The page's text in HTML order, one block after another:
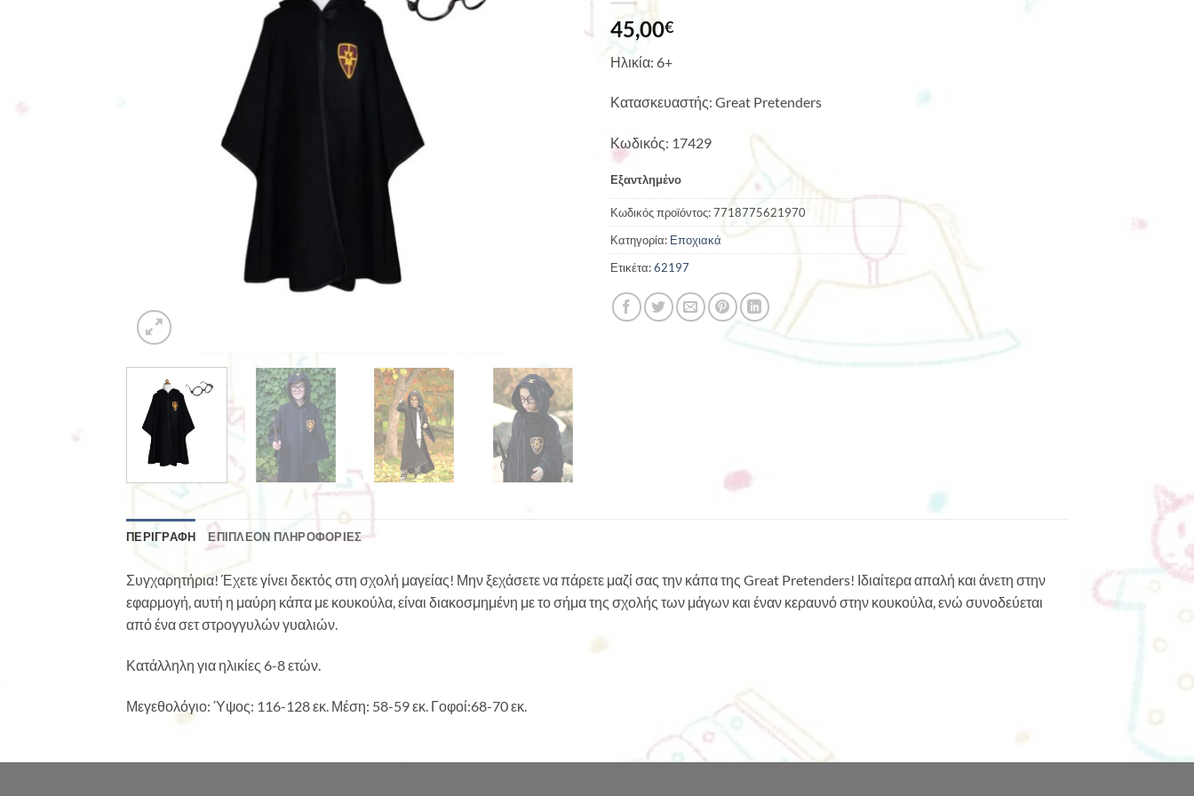
45,00€
Ηλικία: 6+
Κατασκευαστής: Great Pretenders
Κωδικός: 17429
Εξαντλημένο
Κωδικός προϊόντος:7718775621970
Κατηγορία: Εποχιακά
Ετικέτα:62197
ΠΕΡΙΓΡΑΦΉ ΕΠΙΠΛΈΟΝ ΠΛΗΡΟΦΟΡΊΕΣ
Συγχαρητήρια! Έχετε γίνει δεκτός στη σχολή μαγείας! Μην ξεχάσετε να πάρετε μαζί σας την κάπα της Great Pretenders! Ιδιαίτερα απαλή και άνετη στην
εφαρμογή, αυτή η μαύρη κάπα με κουκούλα, είναι διακοσμημένη με το σήμα της σχολής των μάγων και έναν κεραυνό στην κουκούλα, ενώ συνοδεύεται
από ένα σετ στρογγυλών γυαλιών.
Κατάλληλη για ηλικίες 6-8 ετών.
Μεγεθολόγιο: Ύψος: 116-128 εκ. Μέση: 58-59 εκ. Γοφοί:68-70 εκ.